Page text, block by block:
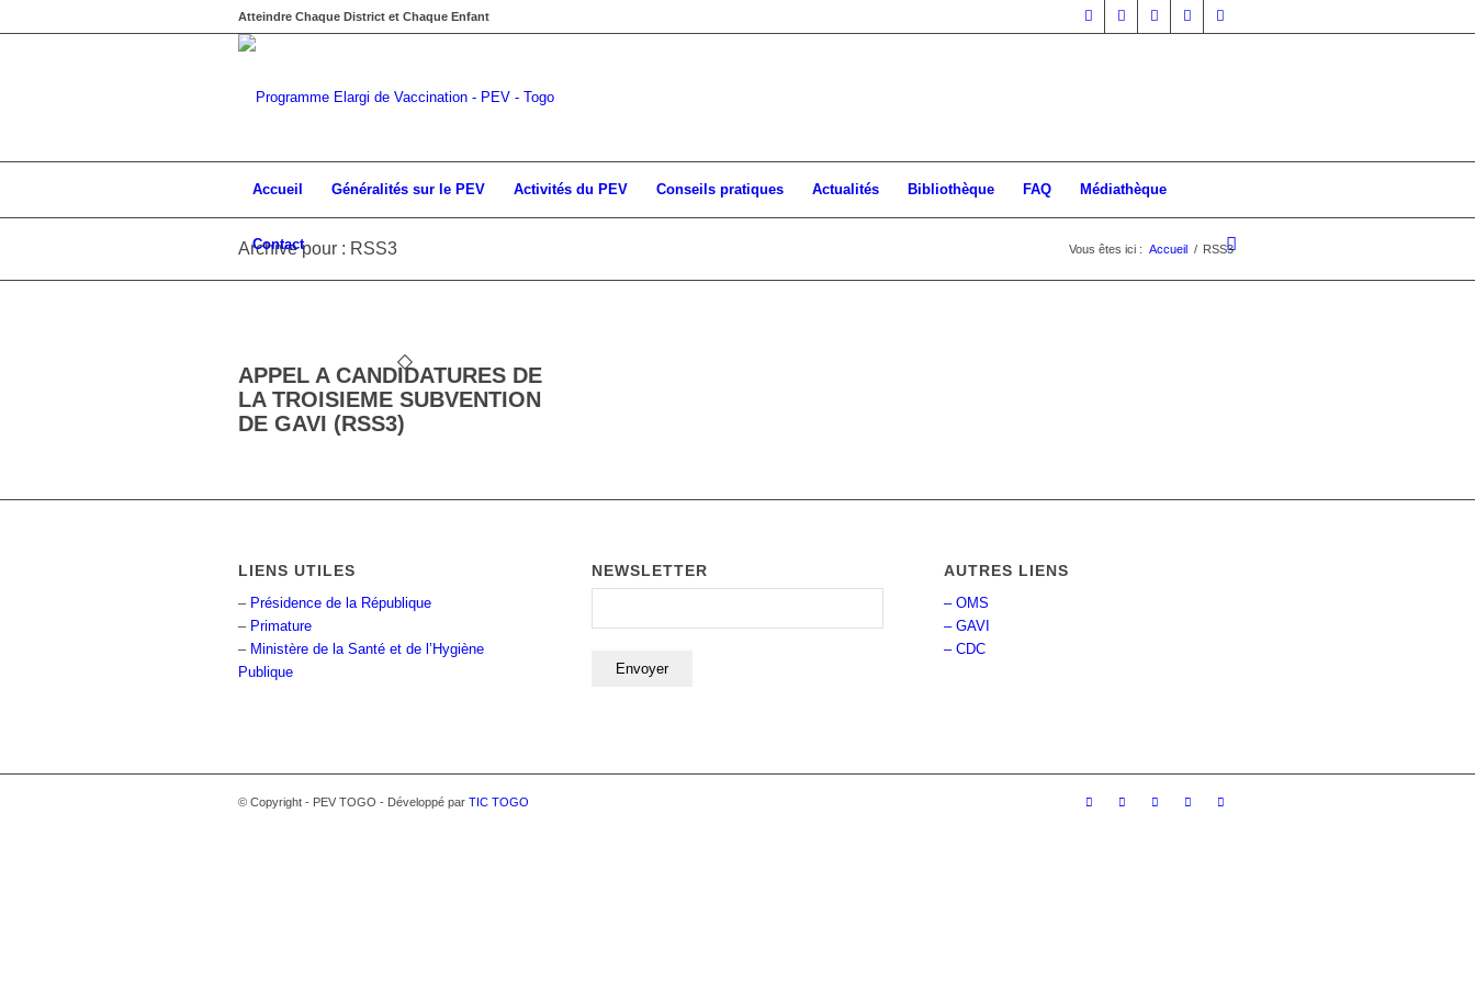
Atteindre Chaque District et Chaque Enfant
Accueil Généralités sur le PEV Activités du PEV Conseils pratiques Actualités Bibliothèque FAQ Médiathèque
Contact
Archive pour : RSS3 Vous êtes ici : Accueil / RSS3
APPEL A CANDIDATURES DE
LA TROISIEME SUBVENTION
DE GAVI (RSS3)
LIENS UTILES
– Présidence de la République
– Primature
– Ministère de la Santé et de l’Hygiène
Publique
NEWSLETTER AUTRES LIENS
– OMS
– GAVI
– CDC
© Copyright - PEV TOGO - Développé par TIC TOGO